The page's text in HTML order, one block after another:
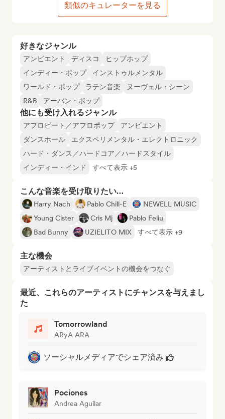
好きなジャンル
アンビエント ディスコ
ヒップホップ
インディー・ポップ
インストゥルメンタル
ワールド・ポップ
ラテン音楽
ヌーヴェル・シーン
R&B
アーバン・ポップ
他にも受け入れるジャンル
アフロビート／アフロポップ
アンビエント
ダンスホール
エクスペリメンタル・エレクトロニック
ハード・ダンス／ハードコア／ハードスタイル
インディー・インド
すべて表示 +5
こんな音楽を受け取りたい…
Harry Nach Pablo Chill-E
NEWELL MUSIC
Young Cister
Cris Mj
Pablo Feliu
Bad Bunny
UZIELITO MIX すべて表示 +9
主な機会
アーティストとライブイベントの機会をつなぐ
最近、これらのアーティストにチャンスを与えまし
た
Tomorrowland
ARyA ARA
ソーシャルメディアでシェア済み
Pociones
Andrea Aguilar
類似のキュレーターを見る